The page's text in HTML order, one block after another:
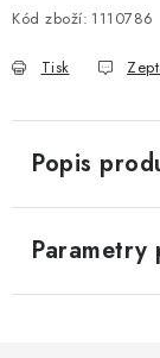
Kontakty
Podmínky
Kód zboží: 1110786
Tisk
Popis
Parametry